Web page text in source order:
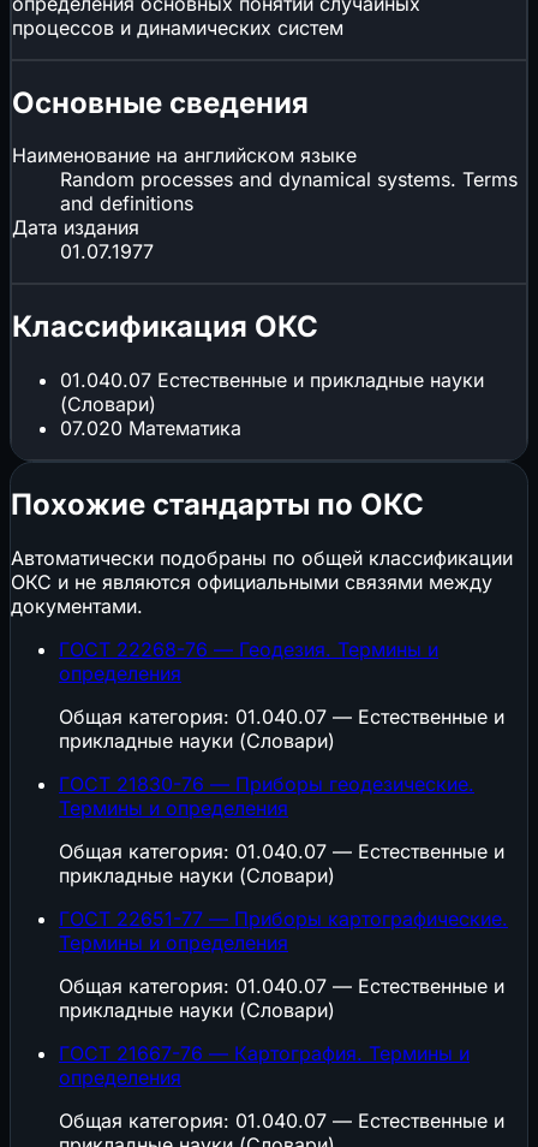
процессов и динамических систем
Основные сведения
Наименование на английском языке
Random processes and dynamical systems. Terms
and definitions
Дата издания
01.07.1977
Классификация ОКС
01.040.07 Естественные и прикладные науки
(Словари)
07.020 Математика
Похожие стандарты по ОКС
Автоматически подобраны по общей классификации
ОКС и не являются официальными связями между
документами.
ГОСТ 22268-76 — Геодезия. Термины и
определения
Общая категория: 01.040.07 — Естественные и
прикладные науки (Словари)
ГОСТ 21830-76 — Приборы геодезические.
Термины и определения
Общая категория: 01.040.07 — Естественные и
прикладные науки (Словари)
ГОСТ 22651-77 — Приборы картографические.
Термины и определения
Общая категория: 01.040.07 — Естественные и
прикладные науки (Словари)
ГОСТ 21667-76 — Картография. Термины и
определения
Общая категория: 01.040.07 — Естественные и